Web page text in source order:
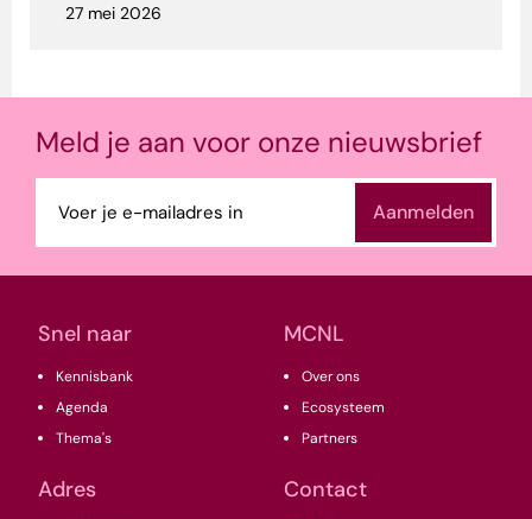
27 mei 2026
Snel naar
Kennisbank
Agenda
Thema's
MCNL
Over ons
Ecosysteem
Partners
Adres Contact
Meld je aan voor onze nieuwsbrief
mailadres
(Vereist)